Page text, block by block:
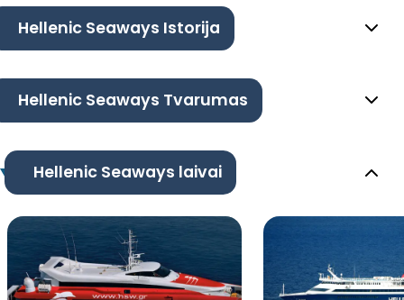
Hellenic Seaways Istorija
Hellenic Seaways Tvarumas
Hellenic Seaways laivai